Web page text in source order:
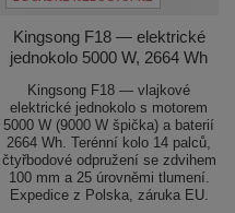
Kingsong F18 — elektrické
jednokolo 5000 W, 2664 Wh
Kingsong F18 — vlajkové
elektrické jednokolo s motorem
5000 W (9000 W špička) a baterií
2664 Wh. Terénní kolo 14 palců,
čtyřbodové odpružení se zdvihem
100 mm a 25 úrovněmi tlumení.
Expedice z Polska, záruka EU.